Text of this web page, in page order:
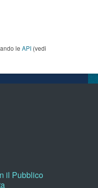
le API (vedi
il Pubblico